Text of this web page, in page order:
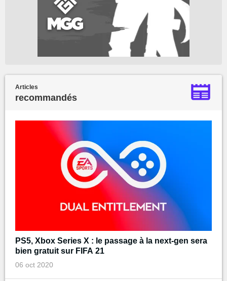
Articles
recommandés
PS5, Xbox Series X : le passage à la next-gen sera
bien gratuit sur FIFA 21
06 oct 2020